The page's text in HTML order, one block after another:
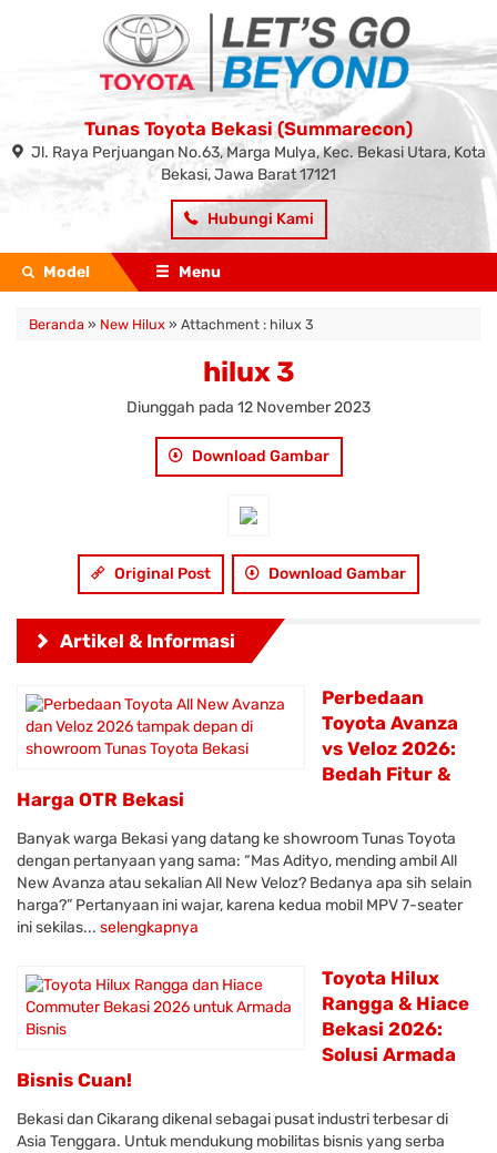
Tunas Toyota Bekasi (Summarecon)
Jl. Raya Perjuangan No.63, Marga Mulya, Kec. Bekasi Utara, Kota
Bekasi, Jawa Barat 17121
Hubungi Kami
Model Menu
Beranda » New Hilux » Attachment : hilux 3
hilux 3
Diunggah pada 12 November 2023
Download Gambar
Original Post Download Gambar
Artikel & Informasi
Perbedaan
Toyota Avanza
vs Veloz 2026:
Bedah Fitur &
Harga OTR Bekasi
Banyak warga Bekasi yang datang ke showroom Tunas Toyota
dengan pertanyaan yang sama: “Mas Adityo, mending ambil All
New Avanza atau sekalian All New Veloz? Bedanya apa sih selain
harga?” Pertanyaan ini wajar, karena kedua mobil MPV 7-seater
ini sekilas... selengkapnya
Toyota Hilux
Rangga & Hiace
Bekasi 2026:
Solusi Armada
Bisnis Cuan!
Bekasi dan Cikarang dikenal sebagai pusat industri terbesar di
Asia Tenggara. Untuk mendukung mobilitas bisnis yang serba